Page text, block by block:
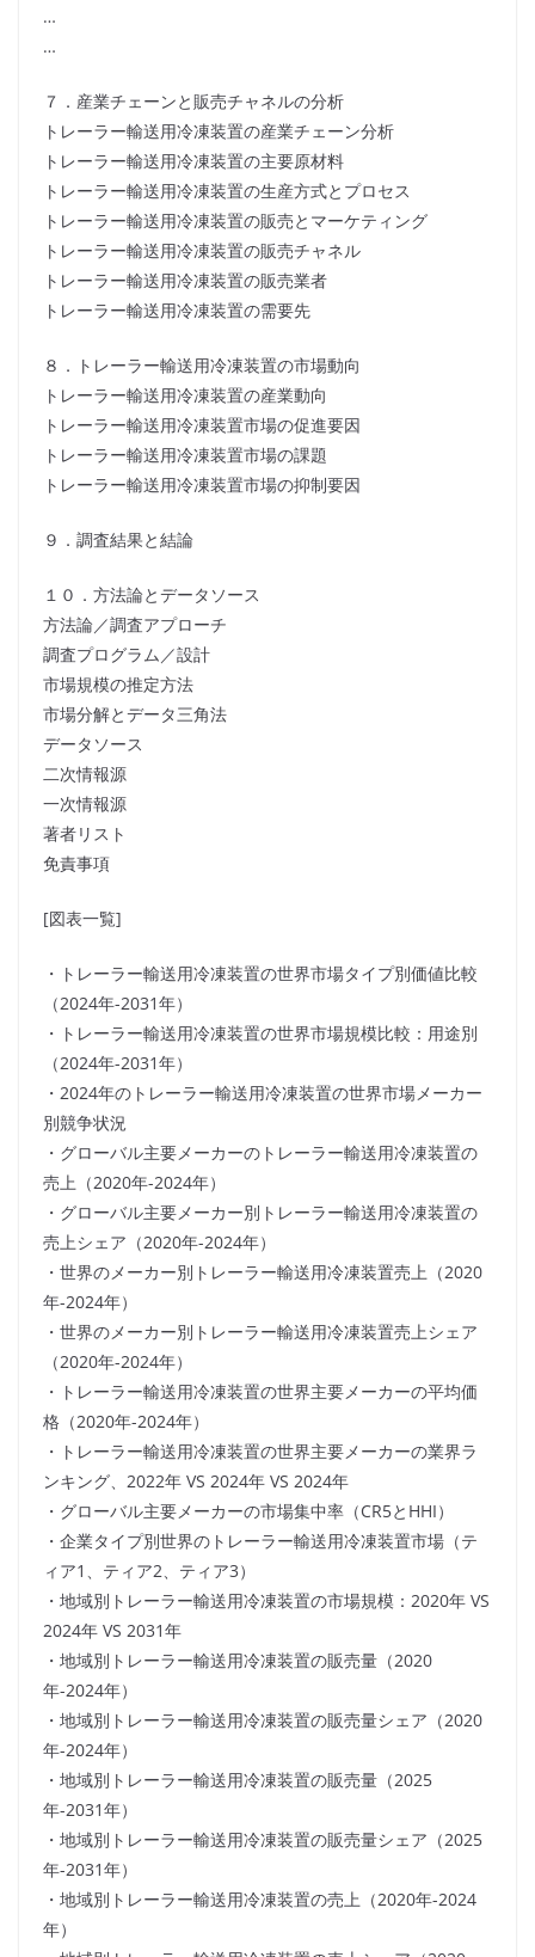
…
…
７．産業チェーンと販売チャネルの分析
トレーラー輸送用冷凍装置の産業チェーン分析
トレーラー輸送用冷凍装置の主要原材料
トレーラー輸送用冷凍装置の生産方式とプロセス
トレーラー輸送用冷凍装置の販売とマーケティング
トレーラー輸送用冷凍装置の販売チャネル
トレーラー輸送用冷凍装置の販売業者
トレーラー輸送用冷凍装置の需要先
８．トレーラー輸送用冷凍装置の市場動向
トレーラー輸送用冷凍装置の産業動向
トレーラー輸送用冷凍装置市場の促進要因
トレーラー輸送用冷凍装置市場の課題
トレーラー輸送用冷凍装置市場の抑制要因
９．調査結果と結論
１０．方法論とデータソース
方法論／調査アプローチ
調査プログラム／設計
市場規模の推定方法
市場分解とデータ三角法
データソース
二次情報源
一次情報源
著者リスト
免責事項
[図表一覧]
・トレーラー輸送用冷凍装置の世界市場タイプ別価値比較
（2024年-2031年）
・トレーラー輸送用冷凍装置の世界市場規模比較：用途別
（2024年-2031年）
・2024年のトレーラー輸送用冷凍装置の世界市場メーカー
別競争状況
・グローバル主要メーカーのトレーラー輸送用冷凍装置の
売上（2020年-2024年）
・グローバル主要メーカー別トレーラー輸送用冷凍装置の
売上シェア（2020年-2024年）
・世界のメーカー別トレーラー輸送用冷凍装置売上（2020
年-2024年）
・世界のメーカー別トレーラー輸送用冷凍装置売上シェア
（2020年-2024年）
・トレーラー輸送用冷凍装置の世界主要メーカーの平均価
格（2020年-2024年）
・トレーラー輸送用冷凍装置の世界主要メーカーの業界ラ
ンキング、2022年 VS 2024年 VS 2024年
・グローバル主要メーカーの市場集中率（CR5とHHI）
・企業タイプ別世界のトレーラー輸送用冷凍装置市場（テ
ィア1、ティア2、ティア3）
・地域別トレーラー輸送用冷凍装置の市場規模：2020年 VS
2024年 VS 2031年
・地域別トレーラー輸送用冷凍装置の販売量（2020
年-2024年）
・地域別トレーラー輸送用冷凍装置の販売量シェア（2020
年-2024年）
・地域別トレーラー輸送用冷凍装置の販売量（2025
年-2031年）
・地域別トレーラー輸送用冷凍装置の販売量シェア（2025
年-2031年）
・地域別トレーラー輸送用冷凍装置の売上（2020年-2024
年）